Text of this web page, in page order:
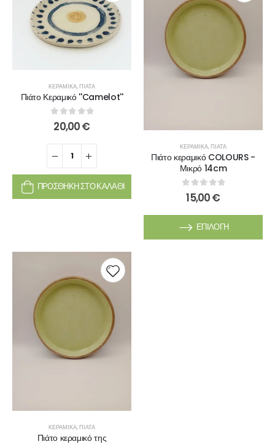
ΚΕΡΑΜΙΚΆ,ΠΙΆΤΑ
Πιάτο Κεραμικό ''Camelot''
0out of 5
20,00€
ΠΡΟΣΘΉΚΗ ΣΤΟ ΚΑΛΆΘΙ
ΚΕΡΑΜΙΚΆ,ΠΙΆΤΑ
Πιάτο κεραμικό COLOURS -
Μικρό 14cm
0out of 5
15,00€
ΕΠΙΛΟΓΉ
ΚΕΡΑΜΙΚΆ,ΠΙΆΤΑ
Πιάτο κεραμικό της